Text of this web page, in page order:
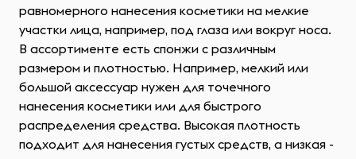
равномерного нанесения косметики на мелкие
участки лица, например, под глаза или вокруг носа.
В ассортименте есть спонжи с различным
размером и плотностью. Например, мелкий или
большой аксессуар нужен для точечного
нанесения косметики или для быстрого
распределения средства. Высокая плотность
подходит для нанесения густых средств, а низкая -